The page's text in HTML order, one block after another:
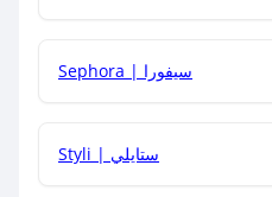
Sephora | سيفورا
Styli | ستايلي